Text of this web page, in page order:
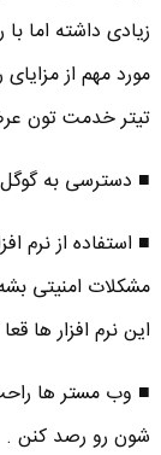
زیادی داشته اما
مورد مهم از
تیتر خدمت تون
■ دسترسی به
■ استفاده از نرم
مشکلات امنیتی
این نرم افزار ها
■ وب مستر ها
شون رو رصد کنن .